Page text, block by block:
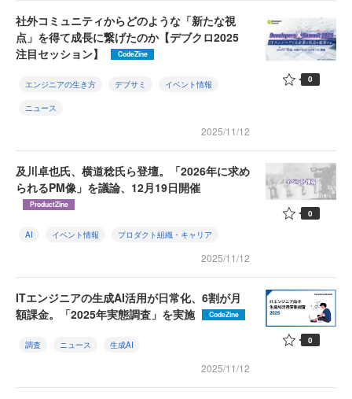
社外コミュニティからどのような「新たな視
点」を得て成長に繋げたのか【デブクロ2025
注目セッション】
CodeZine
エンジニアの生き方 デブサミ イベント情報
ニュース
2025/11/12
0
及川卓也氏、横道稔氏ら登壇。「2026年に求め
られるPM像」を議論、12月19日開催
ProductZine
AI イベント情報 プロダクト組織・キャリア
2025/11/12
0
ITエンジニアの生成AI活用が日常化、6割が月
額課金。「2025年実態調査」を実施
CodeZine
調査 ニュース 生成AI
2025/11/12
0